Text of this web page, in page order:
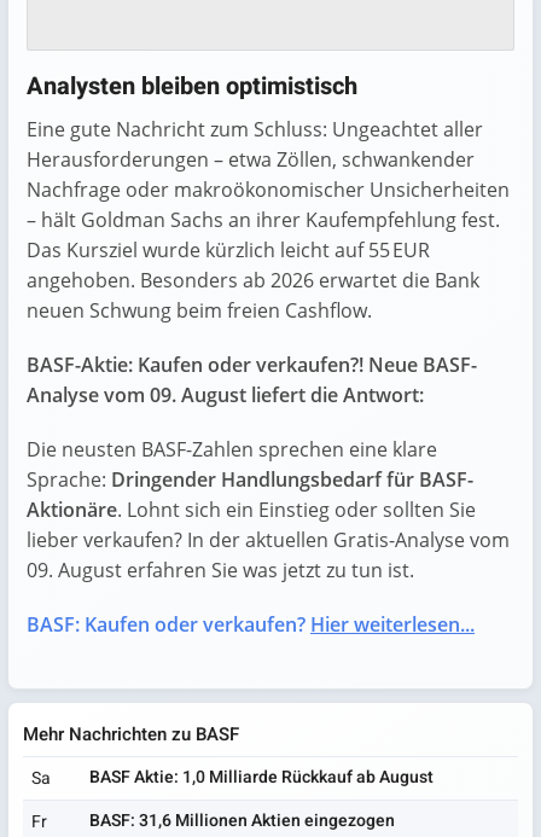
Analysten bleiben optimistisch
Eine gute Nachricht zum Schluss: Ungeachtet aller
Herausforderungen – etwa Zöllen, schwankender
Nachfrage oder makroökonomischer Unsicherheiten
– hält Goldman Sachs an ihrer Kaufempfehlung fest.
Das Kursziel wurde kürzlich leicht auf 55 EUR
angehoben. Besonders ab 2026 erwartet die Bank
neuen Schwung beim freien Cashflow.
BASF-Aktie: Kaufen oder verkaufen?! Neue BASF-
Analyse vom 09. August liefert die Antwort:
Die neusten BASF-Zahlen sprechen eine klare
Sprache: Dringender Handlungsbedarf für BASF-
Aktionäre. Lohnt sich ein Einstieg oder sollten Sie
lieber verkaufen? In der aktuellen Gratis-Analyse vom
09. August erfahren Sie was jetzt zu tun ist.
BASF: Kaufen oder verkaufen? Hier weiterlesen...
Mehr Nachrichten zu BASF
Sa
BASF Aktie: 1,0 Milliarde Rückkauf ab August
Fr
BASF: 31,6 Millionen Aktien eingezogen